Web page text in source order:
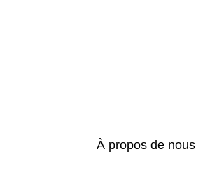
À propos de nous